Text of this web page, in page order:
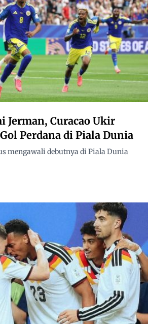
Jerman, Curacao Ukir
Perdana di Piala Dunia
mengawali debutnya di Piala Dunia